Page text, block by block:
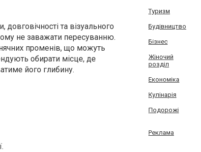
та візуального
не заважати пересуванню.
променів, що можуть
обирати місце, де
його глибину.
Туризм
Будівництво
Бізнес
Жіночий
розділ
Економіка
Кулінарія
Подорожі
Реклама